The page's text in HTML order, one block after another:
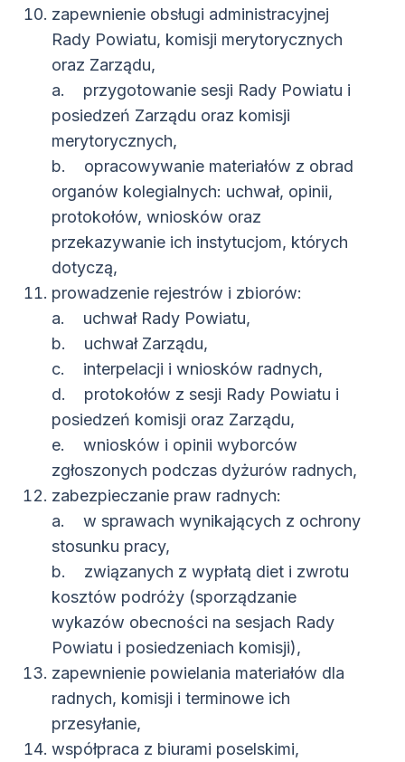
zapewnienie obsługi administracyjnej
Rady Powiatu, komisji merytorycznych
oraz Zarządu,
a. przygotowanie sesji Rady Powiatu i
posiedzeń Zarządu oraz komisji
merytorycznych,
b. opracowywanie materiałów z obrad
organów kolegialnych: uchwał, opinii,
protokołów, wniosków oraz
przekazywanie ich instytucjom, których
dotyczą,
prowadzenie rejestrów i zbiorów:
a. uchwał Rady Powiatu,
b. uchwał Zarządu,
c. interpelacji i wniosków radnych,
d. protokołów z sesji Rady Powiatu i
posiedzeń komisji oraz Zarządu,
e. wniosków i opinii wyborców
zgłoszonych podczas dyżurów radnych,
zabezpieczanie praw radnych:
a. w sprawach wynikających z ochrony
stosunku pracy,
b. związanych z wypłatą diet i zwrotu
kosztów podróży (sporządzanie
wykazów obecności na sesjach Rady
Powiatu i posiedzeniach komisji),
zapewnienie powielania materiałów dla
radnych, komisji i terminowe ich
przesyłanie,
współpraca z biurami poselskimi,